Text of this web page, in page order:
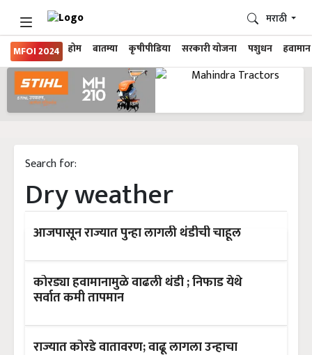
MFOI 2024 होम बातम्या कृषीपीडिया सरकारी योजना पशुधन हवामान
मराठी
Search for:
Dry weather
आजपासून राज्यात पुन्हा लागली थंडीची चाहूल
कोरड्या हवामानामुळे वाढली थंडी ; निफाड येथे
सर्वात कमी तापमान
राज्यात कोरडे वातावरण; वाढू लागला उन्हाचा